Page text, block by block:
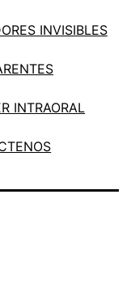
INVISIBLES
INTRAORAL